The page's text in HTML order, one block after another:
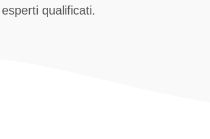
qualificati.